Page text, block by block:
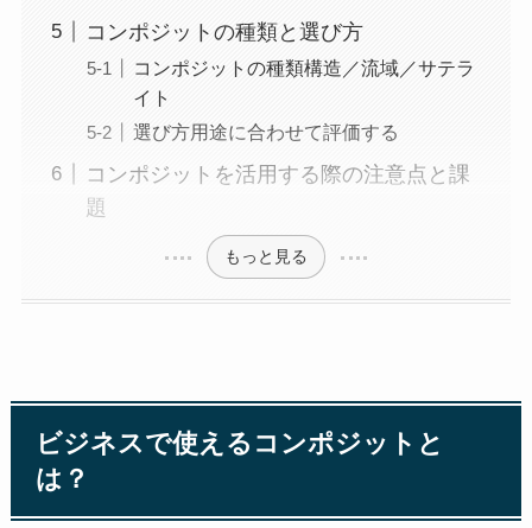
コンポジットの種類と選び方
コンポジットの種類構造／流域／サテラ
イト
選び方用途に合わせて評価する
コンポジットを活用する際の注意点と課
題
もっと見る
ビジネスで使えるコンポジットと
は？